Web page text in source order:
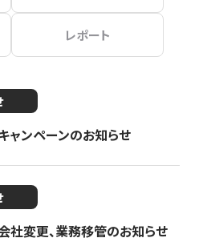
レポート
ンペーンのお知らせ
社変更、業務移管のお知らせ